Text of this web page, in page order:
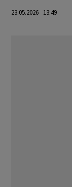
23.05.2026 13:49